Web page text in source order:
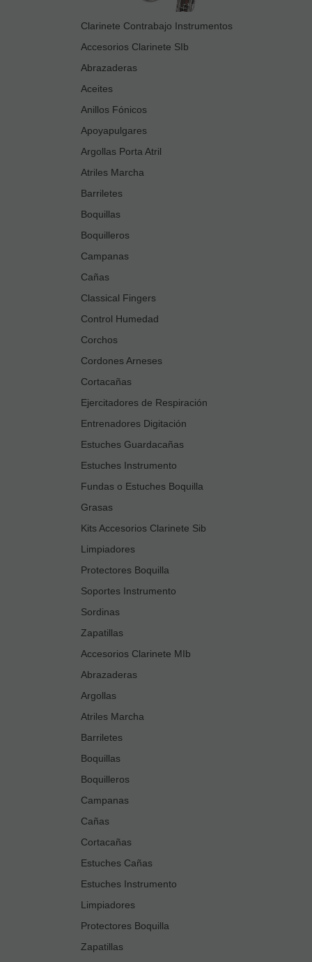
Clarinete Contrabajo Instrumentos
Accesorios Clarinete SIb
Abrazaderas
Aceites
Anillos Fónicos
Apoyapulgares
Argollas Porta Atril
Atriles Marcha
Barriletes
Boquillas
Boquilleros
Campanas
Cañas
Classical Fingers
Control Humedad
Corchos
Cordones Arneses
Cortacañas
Ejercitadores de Respiración
Entrenadores Digitación
Estuches Guardacañas
Estuches Instrumento
Fundas o Estuches Boquilla
Grasas
Kits Accesorios Clarinete Sib
Limpiadores
Protectores Boquilla
Soportes Instrumento
Sordinas
Zapatillas
Accesorios Clarinete MIb
Abrazaderas
Argollas
Atriles Marcha
Barriletes
Boquillas
Boquilleros
Campanas
Cañas
Cortacañas
Estuches Cañas
Estuches Instrumento
Limpiadores
Protectores Boquilla
Zapatillas